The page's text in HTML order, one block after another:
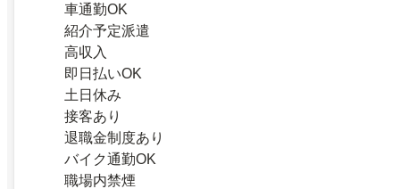
車通勤OK
紹介予定派遣
高収入
即日払いOK
土日休み
接客あり
退職金制度あり
バイク通勤OK
職場内禁煙